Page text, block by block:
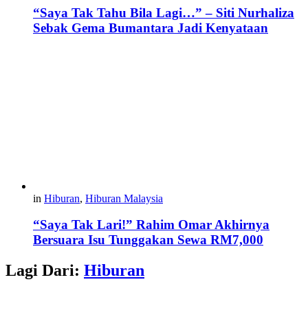
“Saya Tak Tahu Bila Lagi…” – Siti Nurhaliza
Sebak Gema Bumantara Jadi Kenyataan
in Hiburan, Hiburan Malaysia
“Saya Tak Lari!” Rahim Omar Akhirnya
Bersuara Isu Tunggakan Sewa RM7,000
Lagi Dari: Hiburan